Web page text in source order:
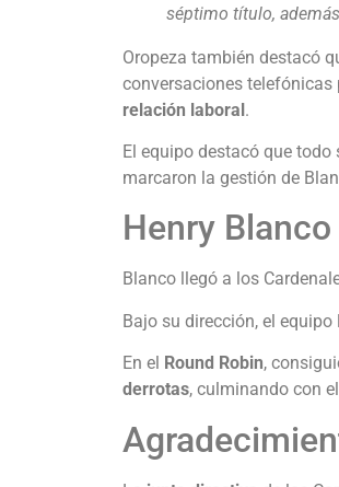
séptimo título,
Oropeza también destacó
conversaciones telefónicas
relación laboral.
El equipo destacó que
marcaron la gestión de
Henry Blanco
Blanco llegó a los
Bajo su dirección, el
En el Round Robin,
derrotas, culminando con el